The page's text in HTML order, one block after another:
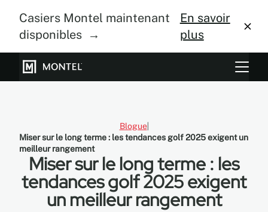
Casiers Montel maintenant
disponibles →
En savoir
plus
À propos
Centre de design
Blogue
Miser sur le long terme : les tendances golf 2025 exigent un
meilleur rangement
Miser sur le long terme : les
tendances golf 2025 exigent
un meilleur rangement